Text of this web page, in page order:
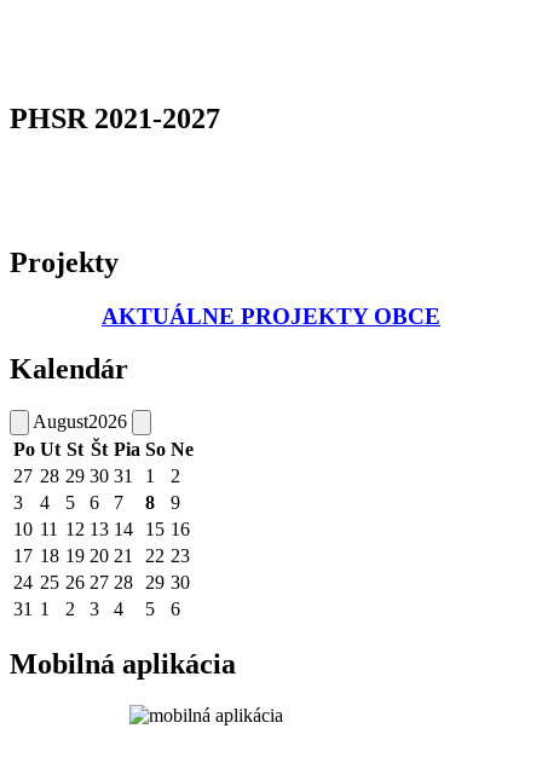
PHSR 2021-2027
Projekty
AKTUÁLNE PROJEKTY OBCE
Kalendár
August2026
Po Ut St Št Pia So Ne
27 28 29 30 31 1
2
3
4 5 6 7 8
9
10 11 12 13 14 15 16
17 18 19 20 21 22 23
24 25 26 27 28 29 30
31 1 2 3 4 5 6
Mobilná aplikácia